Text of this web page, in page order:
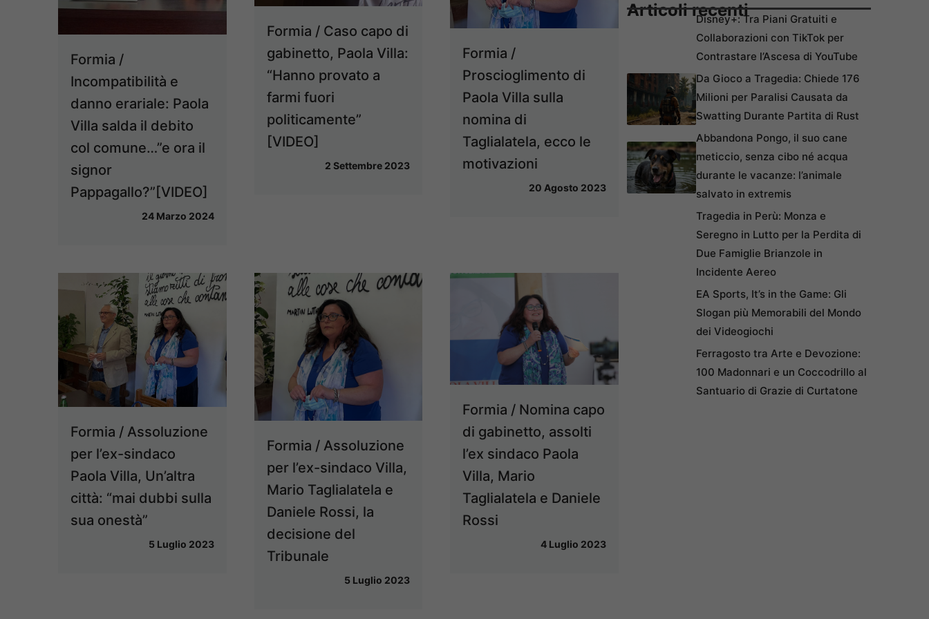
Formia /
Incompatibilità e
danno erariale: Paola
Villa salda il debito
col comune…”e ora il
signor
Pappagallo?”[VIDEO]
24 Marzo 2024
Formia / Caso capo di
gabinetto, Paola Villa:
“Hanno provato a
farmi fuori
politicamente”
[VIDEO]
2 Settembre 2023
Formia /
Proscioglimento di
Paola Villa sulla
nomina di
Taglialatela, ecco le
motivazioni
20 Agosto 2023
Formia / Assoluzione
per l’ex-sindaco
Paola Villa, Un’altra
città: “mai dubbi sulla
sua onestà”
5 Luglio 2023
Formia / Assoluzione
per l’ex-sindaco Villa,
Mario Taglialatela e
Daniele Rossi, la
decisione del
Tribunale
5 Luglio 2023
Formia / Nomina capo
di gabinetto, assolti
l’ex sindaco Paola
Villa, Mario
Taglialatela e Daniele
Rossi
4 Luglio 2023
Articoli recentiDisney+: Tra Piani Gratuiti e
Collaborazioni con TikTok per
Contrastare l’Ascesa di YouTube
Da Gioco a Tragedia: Chiede 176
Milioni per Paralisi Causata da
Swatting Durante Partita di Rust
Abbandona Pongo, il suo cane
meticcio, senza cibo né acqua
durante le vacanze: l’animale
salvato in extremis
Tragedia in Perù: Monza e
Seregno in Lutto per la Perdita di
Due Famiglie Brianzole in
Incidente Aereo
EA Sports, It’s in the Game: Gli
Slogan più Memorabili del Mondo
dei Videogiochi
Ferragosto tra Arte e Devozione:
100 Madonnari e un Coccodrillo al
Santuario di Grazie di Curtatone